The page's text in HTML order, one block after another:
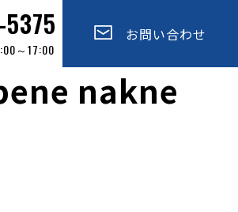
お問い合わせ
～17:00
nakne